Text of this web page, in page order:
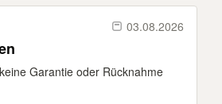
03.08.2026
Garantie oder Rücknahme